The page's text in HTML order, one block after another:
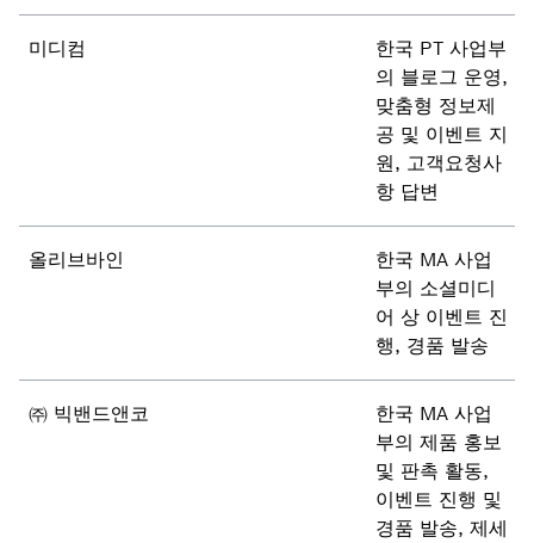
미디컴
한국 PT 사업부
의 블로그 운영,
맞춤형 정보제
공 및 이벤트 지
원, 고객요청사
항 답변
올리브바인
한국 MA 사업
부의 소셜미디
어 상 이벤트 진
행, 경품 발송
㈜ 빅밴드앤코
한국 MA 사업
부의 제품 홍보
및 판촉 활동,
이벤트 진행 및
경품 발송, 제세